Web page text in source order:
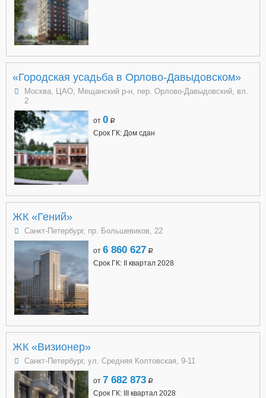
«Городская усадьба в Орлово-Давыдовском»
Москва, ЦАО, Мещанский р-н, пер. Орлово-Давыдовский, вл.
2
от 0 a
Срок ГК: Дом сдан
ЖК «Гений»
Санкт-Петербург, пр. Большевиков, 22
от 6 860 627 a
Срок ГК: II квартал 2028
ЖК «Визионер»
Санкт-Петербург, ул. Средняя Колтовская, 9-11
от 7 682 873 a
Срок ГК: III квартал 2028